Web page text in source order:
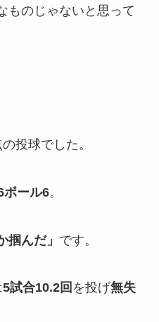
ものじゃないと思って
投球でした。
ボール6。
掴んだ」 です。
5試合10.2回 を投げ無失